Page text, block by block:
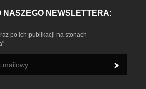
NASZEGO NEWSLETTERA:
po ich publikacji na stonach